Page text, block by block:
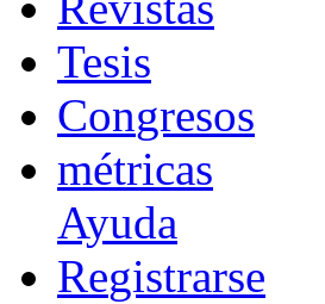
Tesis
Congresos
métricas
Ayuda
Registrarse